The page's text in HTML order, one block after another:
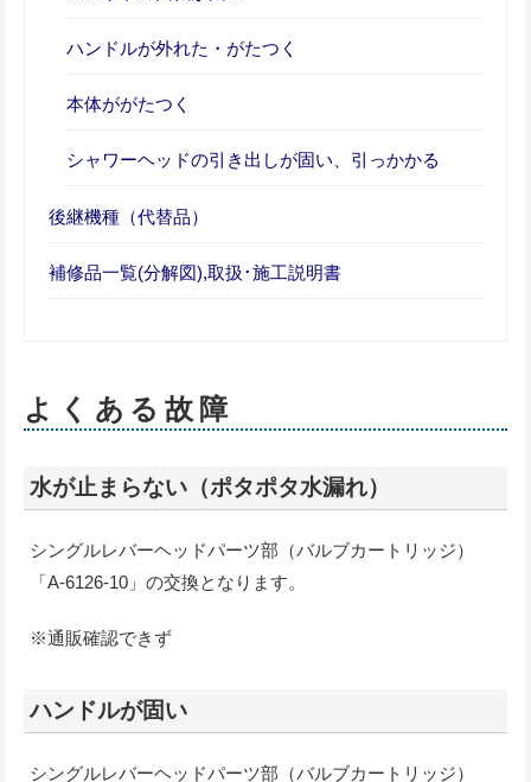
ハンドルが外れた・がたつく
本体ががたつく
シャワーヘッドの引き出しが固い、引っかかる
後継機種（代替品）
補修品一覧(分解図),取扱･施工説明書
よくある故障
水が止まらない（ポタポタ水漏れ）
シングルレバーヘッドパーツ部（バルブカートリッジ）
「A-6126-10」の交換となります。
※通販確認できず
ハンドルが固い
シングルレバーヘッドパーツ部（バルブカートリッジ）